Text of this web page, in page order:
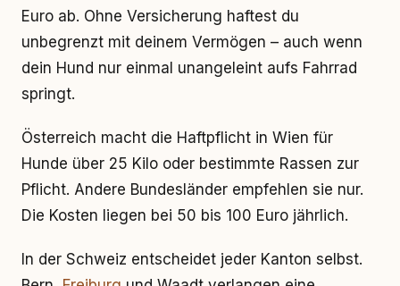
Euro ab. Ohne Versicherung haftest du
unbegrenzt mit deinem Vermögen – auch wenn
dein Hund nur einmal unangeleint aufs Fahrrad
springt.
Österreich macht die Haftpflicht in Wien für
Hunde über 25 Kilo oder bestimmte Rassen zur
Pflicht. Andere Bundesländer empfehlen sie nur.
Die Kosten liegen bei 50 bis 100 Euro jährlich.
In der Schweiz entscheidet jeder Kanton selbst.